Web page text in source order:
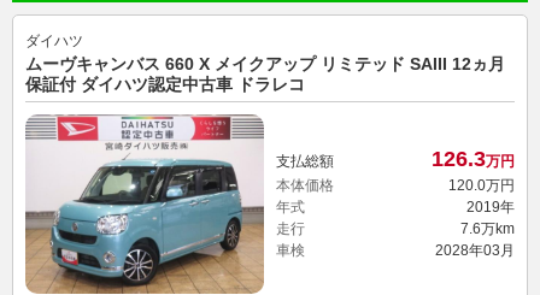
ダイハツ
ムーヴキャンバス 660 X メイクアップ リミテッド SAIII 12ヵ月
保証付 ダイハツ認定中古車 ドラレコ
支払総額 126.3万円
本体価格
120.0万円
年式
2019年
走行
7.6万km
車検
2028年03月